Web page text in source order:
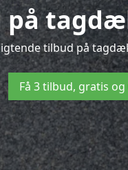
på
tilbud på
Få 3 tilbud, gratis